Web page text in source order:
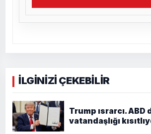
İLGİNİZİ ÇEKEBİLİR
Trump ısrarcı. ABD
vatandaşlığı